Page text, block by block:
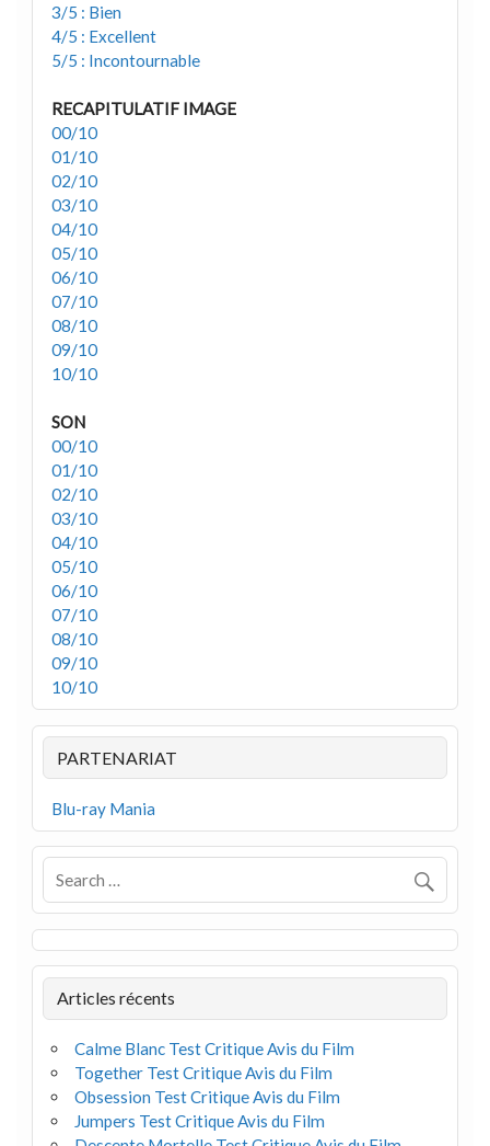
3/5 : Bien
4/5 : Excellent
5/5 : Incontournable
RECAPITULATIF IMAGE
00/10
01/10
02/10
03/10
04/10
05/10
06/10
07/10
08/10
09/10
10/10
SON
00/10
01/10
02/10
03/10
04/10
05/10
06/10
07/10
08/10
09/10
10/10
PARTENARIAT
Blu-ray Mania
Articles récents
Calme Blanc Test Critique Avis du Film
Together Test Critique Avis du Film
Obsession Test Critique Avis du Film
Jumpers Test Critique Avis du Film